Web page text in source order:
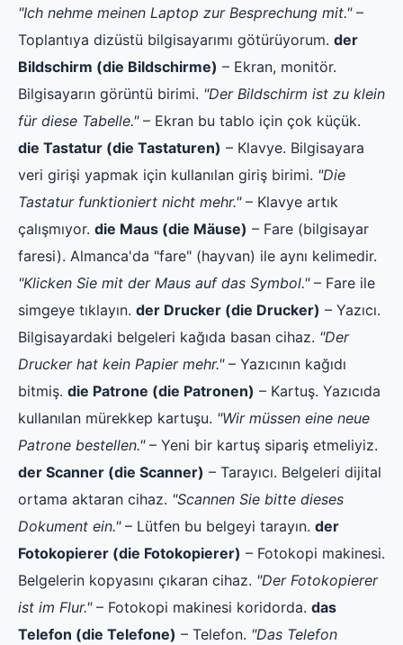
"Ich nehme meinen Laptop zur Besprechung mit."–
Toplantıya dizüstü bilgisayarımı götürüyorum. der
Bildschirm (die Bildschirme) – Ekran, monitör.
Bilgisayarın görüntü birimi. "Der Bildschirm ist zu klein
für diese Tabelle."– Ekran bu tablo için çok küçük.
die Tastatur (die Tastaturen) – Klavye. Bilgisayara
veri girişi yapmak için kullanılan giriş birimi. "Die
Tastatur funktioniert nicht mehr."– Klavye artık
çalışmıyor. die Maus (die Mäuse) – Fare (bilgisayar
faresi). Almanca'da "fare" (hayvan) ile aynı kelimedir.
"Klicken Sie mit der Maus auf das Symbol."– Fare ile
simgeye tıklayın. der Drucker (die Drucker) – Yazıcı.
Bilgisayardaki belgeleri kağıda basan cihaz. "Der
Drucker hat kein Papier mehr."– Yazıcının kağıdı
bitmiş. die Patrone (die Patronen) – Kartuş. Yazıcıda
kullanılan mürekkep kartuşu. "Wir müssen eine neue
Patrone bestellen."– Yeni bir kartuş sipariş etmeliyiz.
der Scanner (die Scanner) – Tarayıcı. Belgeleri dijital
ortama aktaran cihaz. "Scannen Sie bitte dieses
Dokument ein."– Lütfen bu belgeyi tarayın. der
Fotokopierer (die Fotokopierer) – Fotokopi makinesi.
Belgelerin kopyasını çıkaran cihaz. "Der Fotokopierer
ist im Flur."– Fotokopi makinesi koridorda. das
Telefon (die Telefone) – Telefon. "Das Telefon